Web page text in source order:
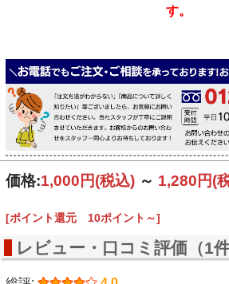
す。
価格:1,000円(税込) ～ 1,280円(
[ポイント還元 10ポイント～]
レビュー・口コミ評価（1件